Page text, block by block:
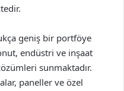
geniş bir portföye
endüstri ve inşaat
sunmaktadır.
paneller ve özel